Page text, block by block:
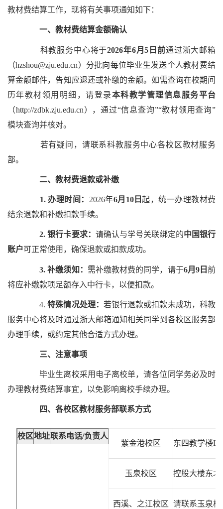
教材费结算工作，现将有关事项通知如下：
一、教材费结算金额确认
科教服务中心将于2026年6月5日前通过浙大邮箱
（hzshou@zju.edu.cn）分批向每位毕业生发送个人教材费结
算金额邮件，告知应退还或补缴的金额。如需查询在校期间
历年教材领用明细，请登录本科教学管理信息服务平台
（http://zdbk.zju.edu.cn），通过“信息查询”“教材领用查询”
模块查询并核对。
若有疑问，请联系科教服务中心各校区教材服务
部。
二、教材费退款或补缴
1. 办理时间： 2026年6月10日起，统一办理教材费
结余退款和补缴扣款手续。
2. 银行卡要求： 请确认与学号关联绑定的中国银行
账户可正常使用，确保退款或扣款成功。
3. 补缴须知： 需补缴教材费的同学，请于6月9日前
将应补缴款项足额存入中行卡，以便扣款。
4. 特殊情况处理： 若银行退款或扣款未成功，科教
服务中心将及时通过浙大邮箱通知相关同学到各校区服务部
办理手续，或约定其他合适方式办理。
三、注意事项
毕业生离校采用电子离校单，请各位同学务必及时
办理教材费结算事宜，以免影响离校手续办理。
四、各校区教材服务部联系方式
校区地址联系电话/负责人
紫金港校区
东四教学楼B
玉泉校区 控股大楼东
西溪、之江校区 请联系玉泉